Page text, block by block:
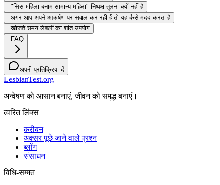
"सिस महिला बनाम सामान्य महिला" निष्पक्ष तुलना क्यों नहीं है
अगर आप अपने आकर्षण पर सवाल कर रही हैं तो यह कैसे मदद करता है
खोजते समय लेबलों का शांत उपयोग
FAQ
अपनी प्रतिक्रिया दें
LesbianTest.org
अन्वेषण को आसान बनाएं, जीवन को समृद्ध बनाएं।
त्वरित लिंक्स
करीबन
अक्सर पूछे जाने वाले प्रश्न
ब्लॉग
संसाधन
विधि-सम्‍मत